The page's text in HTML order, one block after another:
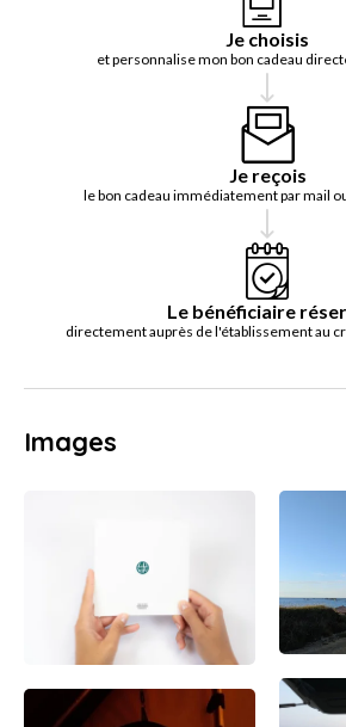
Je choisis
et personnalise mon bon cadeau
Je reçois
le bon cadeau immédiatement par mail
Le bénéficiaire
directement auprès de l'établissement au
Images